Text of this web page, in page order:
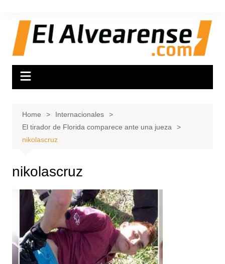
content
Home
Internacionales
El tirador de Florida comparece ante una jueza
nikolascruz
nikolascruz